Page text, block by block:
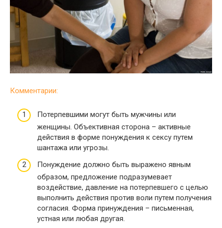
Комментарии:
Потерпевшими могут быть мужчины или
женщины. Объективная сторона – активные
действия в форме понуждения к сексу путем
шантажа или угрозы.
Понуждение должно быть выражено явным
образом, предложение подразумевает
воздействие, давление на потерпевшего с целью
выполнить действия против воли путем получения
согласия. Форма принуждения – письменная,
устная или любая другая.